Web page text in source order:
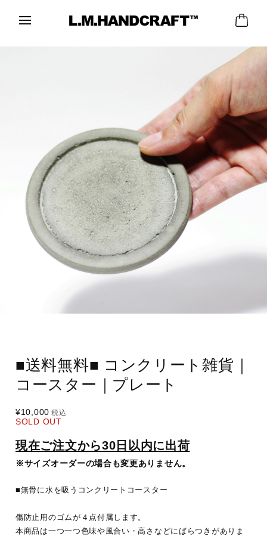
■送料無料■ コンクリート雑貨｜
コースター｜プレート
¥10,000 税込
SOLD OUT
現在ご注文から30日以内に出荷
※サイズオーダーの場合も変更ありません。
■無骨に水を吸うコンクリートコースター
傷防止用のゴムが４点付属します。
本商品は一つ一つ色味や風合い・高さなどにばらつきがありま